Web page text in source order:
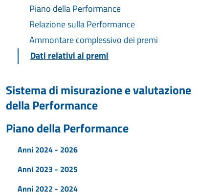
Piano della Performance
Relazione sulla Performance
Ammontare complessivo dei premi
Dati relativi ai premi
Sistema di misurazione e valutazione
della Performance
Piano della Performance
Anni 2024 - 2026
Anni 2023 - 2025
Anni 2022 - 2024